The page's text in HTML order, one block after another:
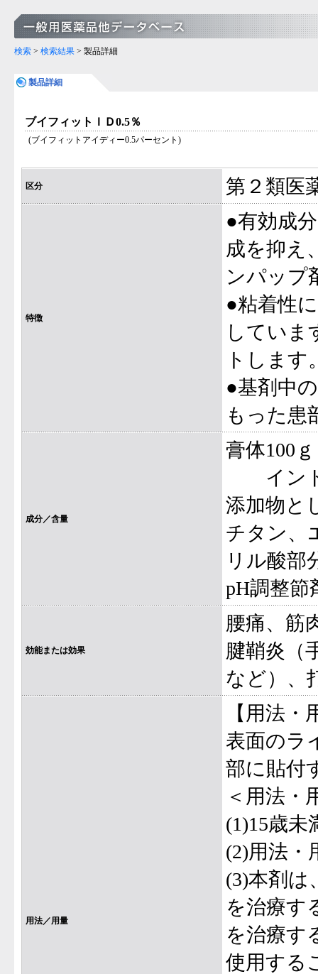
検索 > 検索結果 > 製品詳細
製品詳細
ブイフィットＩＤ0.5％
(ブイフィットアイディー0.5パーセント)
区分 第２類医
特徴
●有効成
成を抑え
ンパップ
●粘着性
していま
トします
●基剤中
もった患
成分／含量
膏体100
インド
添加物と
チタン、
リル酸部
pH調整節
効能または効果
腰痛、筋
腱鞘炎（
など）、
用法／用量
【用法・
表面のラ
部に貼付
＜用法・
(1)15歳
(2)用法・
(3)本剤は
を治療す
を治療す
使用する